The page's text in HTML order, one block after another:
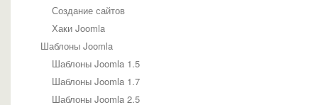
Создание сайтов
Хаки Joomla
Шаблоны Joomla
Шаблоны Joomla 1.5
Шаблоны Joomla 1.7
Шаблоны Joomla 2.5